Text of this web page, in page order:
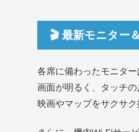
🎬 最新モニター
各席に備わったモニター
画面が明るく、タッチの
映画やマップをサクサ